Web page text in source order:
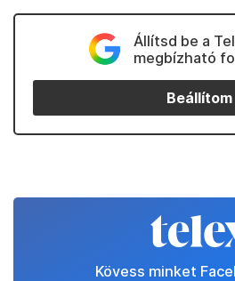
Állítsd be a
megbízható
Beállítom
Kövess minket